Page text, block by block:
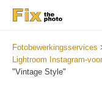
Fotobewerkingsservices
Lightroom Instagram-
"Vintage Style"